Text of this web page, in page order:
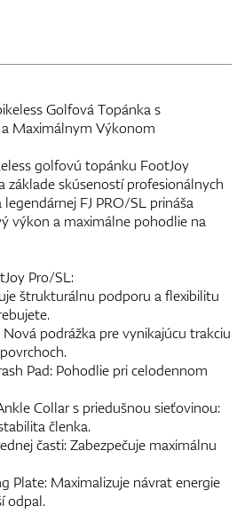
Golfová Topánka s
Maximálnym Výkonom
golfovú topánku FootJoy
základe skúseností profesionálnych
FJ PRO/SL prináša
výkon a maximálne pohodlie na
Pro/SL:
štrukturálnu podporu a flexibilitu
podrážka pre vynikajúcu trakciu
Pad: Pohodlie pri celodennom
Collar s priedušnou sieťovinou:
členka.
časti: Zabezpečuje maximálnu
Plate: Maximalizuje návrat energie
odpal.